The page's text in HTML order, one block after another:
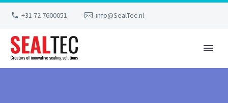
+31 72 7600051 info@SealTec.nl